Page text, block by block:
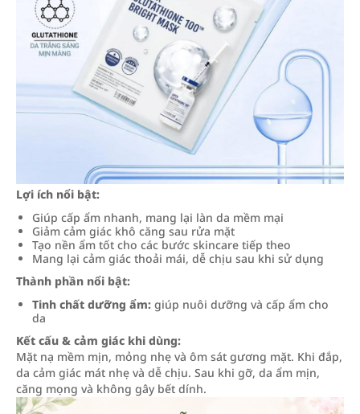
Lợi ích nổi bật:
Giúp cấp ẩm nhanh, mang lại làn da mềm mại
Giảm cảm giác khô căng sau rửa mặt
Tạo nền ẩm tốt cho các bước skincare tiếp theo
Mang lại cảm giác thoải mái, dễ chịu sau khi sử dụng
Thành phần nổi bật:
Tinh chất dưỡng ẩm: giúp nuôi dưỡng và cấp ẩm cho
da
Kết cấu & cảm giác khi dùng:
Mặt nạ mềm mịn, mỏng nhẹ và ôm sát gương mặt. Khi đắp,
da cảm giác mát nhẹ và dễ chịu. Sau khi gỡ, da ẩm mịn,
căng mọng và không gây bết dính.